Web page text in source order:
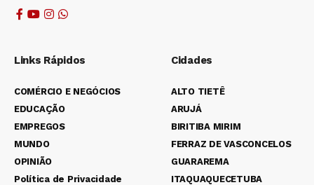
Links Rápidos
COMÉRCIO E NEGÓCIOS
EDUCAÇÃO
EMPREGOS
MUNDO
OPINIÃO
Política de Privacidade
Cidades
ALTO TIETÊ
ARUJÁ
BIRITIBA MIRIM
FERRAZ DE VASCONCELOS
GUARAREMA
ITAQUAQUECETUBA